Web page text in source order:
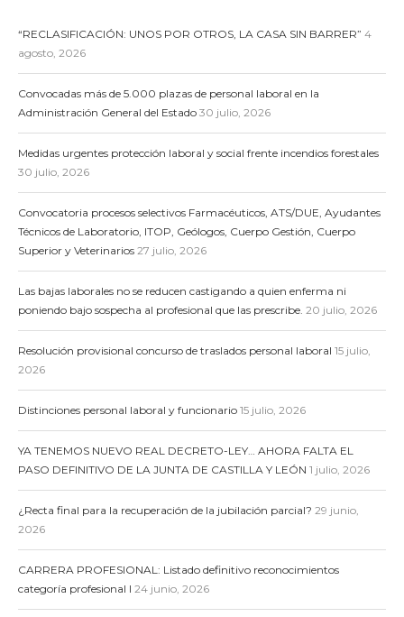
“RECLASIFICACIÓN: UNOS POR OTROS, LA CASA SIN BARRER” 4
agosto, 2026
Convocadas más de 5.000 plazas de personal laboral en la
Administración General del Estado 30 julio, 2026
Medidas urgentes protección laboral y social frente incendios forestales
30 julio, 2026
Convocatoria procesos selectivos Farmacéuticos, ATS/DUE, Ayudantes
Técnicos de Laboratorio, ITOP, Geólogos, Cuerpo Gestión, Cuerpo
Superior y Veterinarios 27 julio, 2026
Las bajas laborales no se reducen castigando a quien enferma ni
poniendo bajo sospecha al profesional que las prescribe. 20 julio, 2026
Resolución provisional concurso de traslados personal laboral 15 julio,
2026
Distinciones personal laboral y funcionario 15 julio, 2026
YA TENEMOS NUEVO REAL DECRETO-LEY… AHORA FALTA EL
PASO DEFINITIVO DE LA JUNTA DE CASTILLA Y LEÓN 1 julio, 2026
¿Recta final para la recuperación de la jubilación parcial? 29 junio,
2026
CARRERA PROFESIONAL: Listado definitivo reconocimientos
categoría profesional I 24 junio, 2026